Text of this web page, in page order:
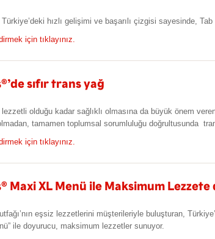
Türkiye’deki hızlı gelişimi ve başarılı çizgisi sayesinde,
için tıklayınız.
® ’de sıfır trans yağ
olduğu kadar sağlıklı olmasına da büyük önem
tamamen toplumsal sorumluluğu doğrultusunda
için tıklayınız.
® Maxi XL Menü ile Maksimum Lezzete
eşsiz lezzetlerini müşterileriyle buluşturan,
ile doyurucu, maksimum lezzetler sunuyor.